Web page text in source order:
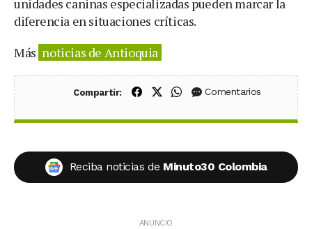
unidades caninas especializadas pueden marcar la
diferencia en situaciones críticas.
Más noticias de Antioquia
Compartir: Compartir en Facebook
Compartir en X (Twitter)
Compartir en WhatsApp
Comentarios
Reciba noticias de Minuto30 Colombia
ANUNCIO